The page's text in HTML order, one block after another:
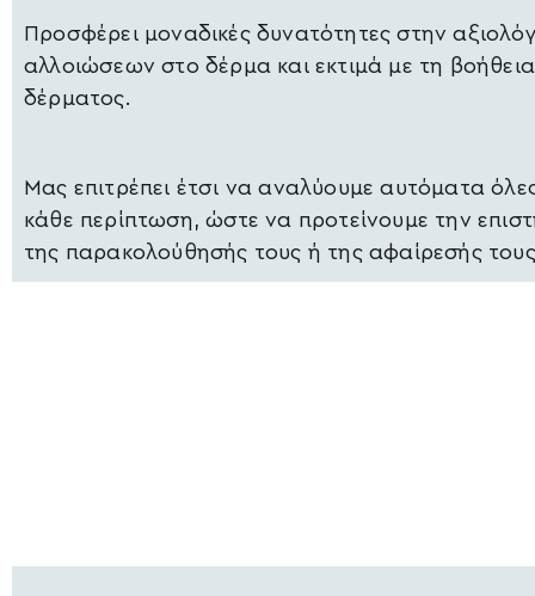
Προσφέρει μοναδικές δυνατότητες στην
αλλοιώσεων στο δέρμα και εκτιμά με τη
δέρματος.
Μας επιτρέπει έτσι να αναλύουμε αυτόματα
κάθε περίπτωση, ώστε να προτείνουμε την
της παρακολούθησής τους ή της αφαίρεσής